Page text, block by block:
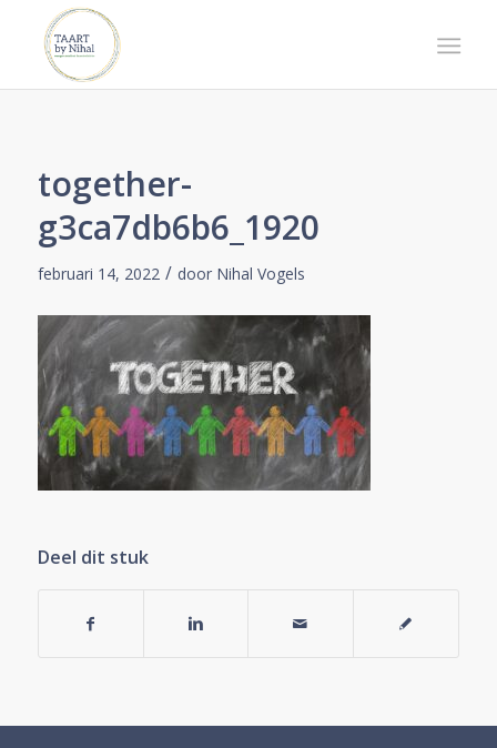
together-
g3ca7db6b6_1920
februari 14, 2022 / door Nihal Vogels
Deel dit stuk